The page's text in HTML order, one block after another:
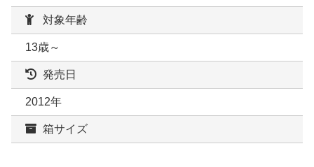
対象年齢
13歳～
発売日
2012年
箱サイズ